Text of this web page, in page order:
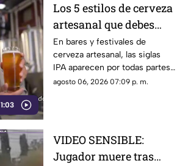
1:03
Los 5 estilos de cerveza
artesanal que debes
conocer
En bares y festivales de
cerveza artesanal, las siglas
IPA aparecen por todas partes.
Pero, ¿qué significa realmente
agosto 06, 2026 07:09 p. m.
VIDEO SENSIBLE:
Jugador muere tras